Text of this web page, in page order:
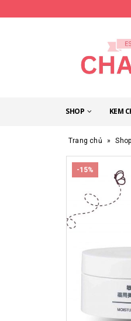
SHOP KEM
Trang chủ » Shop
-15%